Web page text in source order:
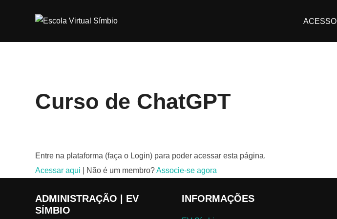
ACESSO
Curso de ChatGPT
Entre na plataforma (faça o Login) para poder acessar esta página.
Acessar aqui | Não é um membro?Associe-se agora
ADMINISTRAÇÃO | EV
SÍMBIO
INFORMAÇÕES